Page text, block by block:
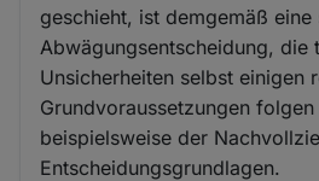
geschieht, ist demgemäß eine
Abwägungsentscheidung, die
Unsicherheiten selbst einigen
Grundvoraussetzungen folgen
beispielsweise der
Entscheidungsgrundlagen.